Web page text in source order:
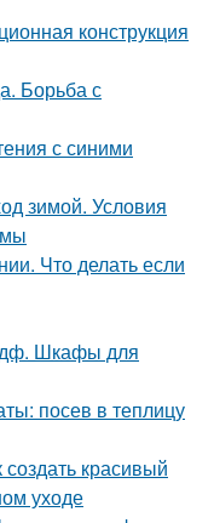
конструкция
Борьба с
с синими
зимой. Условия
Что делать если
Шкафы для
посев в теплицу
красивый
уходе